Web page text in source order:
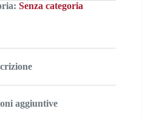
Senza categoria
aggiuntive